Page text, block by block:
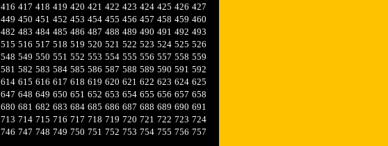
416 417 418 419 420 421 422 423 424 425 426 427
449 450 451 452 453 454 455 456 457 458 459 460
482 483 484 485 486 487 488 489 490 491 492 493
515 516 517 518 519 520 521 522 523 524 525 526
548 549 550 551 552 553 554 555 556 557 558 559
581 582 583 584 585 586 587 588 589 590 591 592
614 615 616 617 618 619 620 621 622 623 624 625
647 648 649 650 651 652 653 654 655 656 657 658
680 681 682 683 684 685 686 687 688 689 690 691
713 714 715 716 717 718 719 720 721 722 723 724
746 747 748 749 750 751 752 753 754 755 756 757